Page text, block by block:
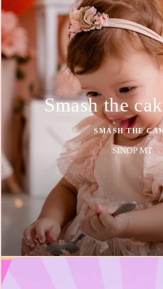
Smash the
SMASH THE
SINOP MT